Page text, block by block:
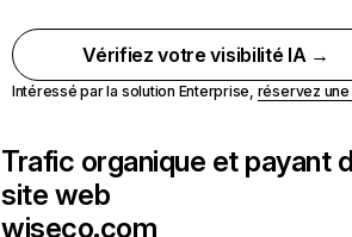
Vérifiez votre visibilité IA →
Intéressé par la solution Enterprise, réservez
Trafic organique et payant
site web
wiseco.com